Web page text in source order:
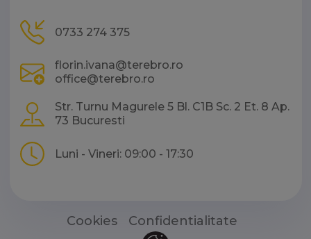
0733 274 375
florin.ivana@terebro.ro
office@terebro.ro
Str. Turnu Magurele 5 Bl. C1B Sc. 2 Et. 8 Ap.
73 Bucuresti
Luni - Vineri: 09:00 - 17:30
Cookies Confidentialitate